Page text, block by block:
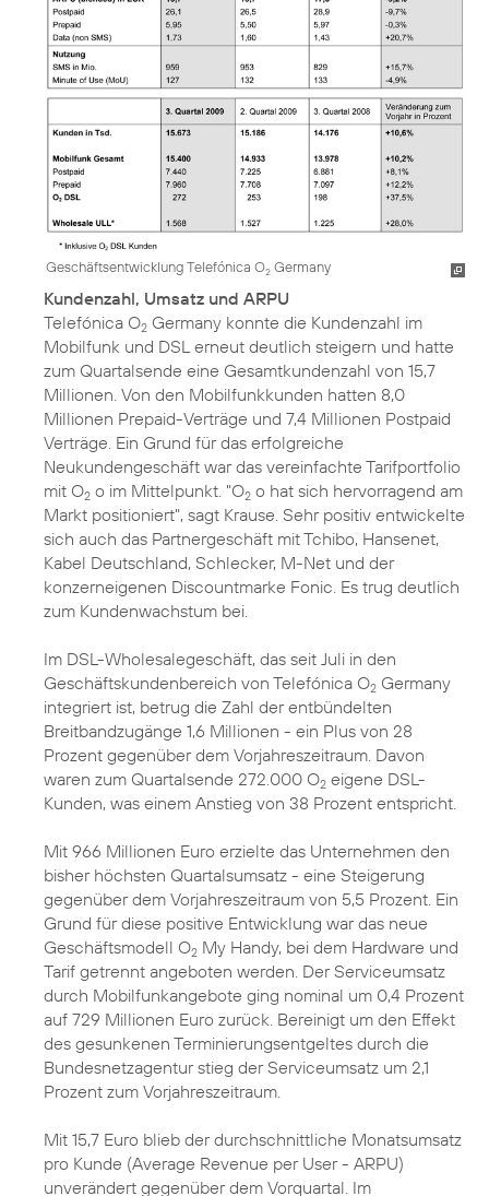
Geschäftsentwicklung Telefónica O2 Germany
Kundenzahl, Umsatz und ARPU
Telefónica O2 Germany konnte die Kundenzahl im
Mobilfunk und DSL erneut deutlich steigern und hatte
zum Quartalsende eine Gesamtkundenzahl von 15,7
Millionen. Von den Mobilfunkkunden hatten 8,0
Millionen Prepaid-Verträge und 7,4 Millionen Postpaid
Verträge. Ein Grund für das erfolgreiche
Neukundengeschäft war das vereinfachte Tarifportfolio
mit O2 o im Mittelpunkt. "O2 o hat sich hervorragend am
Markt positioniert", sagt Krause. Sehr positiv entwickelte
sich auch das Partnergeschäft mit Tchibo, Hansenet,
Kabel Deutschland, Schlecker, M-Net und der
konzerneigenen Discountmarke Fonic. Es trug deutlich
zum Kundenwachstum bei.
Im DSL-Wholesalegeschäft, das seit Juli in den
Geschäftskundenbereich von Telefónica O2 Germany
integriert ist, betrug die Zahl der entbündelten
Breitbandzugänge 1,6 Millionen - ein Plus von 28
Prozent gegenüber dem Vorjahreszeitraum. Davon
waren zum Quartalsende 272.000 O2 eigene DSL-
Kunden, was einem Anstieg von 38 Prozent entspricht.
Mit 966 Millionen Euro erzielte das Unternehmen den
bisher höchsten Quartalsumsatz - eine Steigerung
gegenüber dem Vorjahreszeitraum von 5,5 Prozent. Ein
Grund für diese positive Entwicklung war das neue
Geschäftsmodell O2 My Handy, bei dem Hardware und
Tarif getrennt angeboten werden. Der Serviceumsatz
durch Mobilfunkangebote ging nominal um 0,4 Prozent
auf 729 Millionen Euro zurück. Bereinigt um den Effekt
des gesunkenen Terminierungsentgeltes durch die
Bundesnetzagentur stieg der Serviceumsatz um 2,1
Prozent zum Vorjahreszeitraum.
Mit 15,7 Euro blieb der durchschnittliche Monatsumsatz
pro Kunde (Average Revenue per User - ARPU)
unverändert gegenüber dem Vorquartal. Im